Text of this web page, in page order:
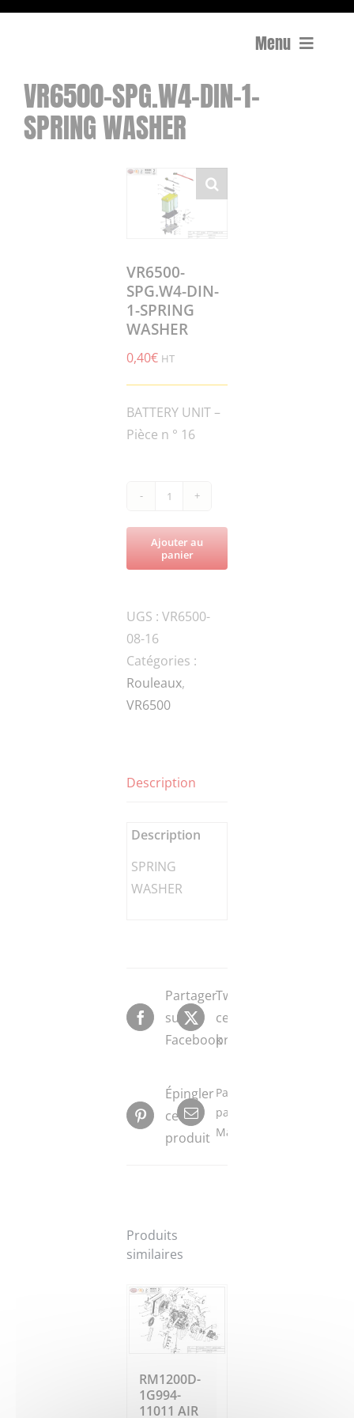
Menu
Compactage
Équipements de chantier
Surfaçage et rectification des sols
VR6500-SPG.W4-DIN-1-
SPRING WASHER
VR6500-
SPG.W4-DIN-
1-SPRING
WASHER
0,40€ HT
BATTERY UNIT –
Pièce n ° 16
quantité
de
VR6500-
SPG.W4-
1-
WASHER
Ajouter au
panier
UGS : VR6500-
08-16
Catégories :
Rouleaux,
VR6500
Description
Description
SPRING
WASHER
Partager
sur
Facebook
Tweeter
ce
produit
Épingler
ce
produit
Partager
par
Mail
Produits
similaires
RM1200D-
1G994-
11011 AIR